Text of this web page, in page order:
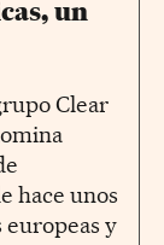
un
Clear
hace unos
europeas y